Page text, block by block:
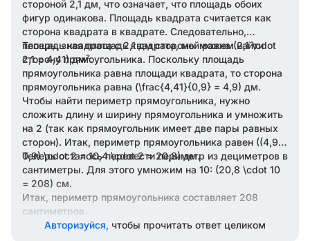
стороной 2,1 дм, что означает, что площадь обоих
фигур одинакова. Площадь квадрата считается как
сторона квадрата в квадрате. Следовательно,
площадь квадрата с 2,1 дм стороной равна (2,1 \cdot
2,1 = 4,41) дм².
Теперь, зная площадь квадрата, мы можем найти
сторону прямоугольника. Поскольку площадь
прямоугольника равна площади квадрата, то сторона
прямоугольника равна (\frac{4,41}{0,9} = 4,9) дм.
Чтобы найти периметр прямоугольника, нужно
сложить длину и ширину прямоугольника и умножить
на 2 (так как прямоугольник имеет две пары равных
сторон). Итак, периметр прямоугольника равен ((4,9 +
0,9) \cdot 2 = 10,4 \cdot 2 = 20,8) дм.
Теперь осталось перевести периметр из дециметров в
сантиметры. Для этого умножим на 10: (20,8 \cdot 10
= 208) см.
Итак, периметр прямоугольника составляет 208
сантиметров.
Авторизуйся, чтобы прочитать ответ целиком